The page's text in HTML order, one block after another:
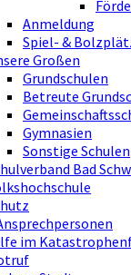
Anmeldung
Spiel- &
Großen
Grundschulen
Betreute
Gymnasien
Sonstige Schulen
Bad
im